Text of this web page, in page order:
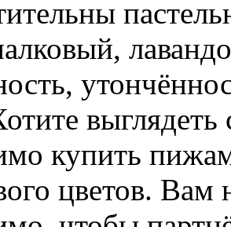
выглядеть
купить
цветов. Вам